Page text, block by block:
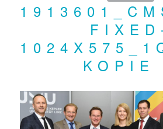
KOPIE